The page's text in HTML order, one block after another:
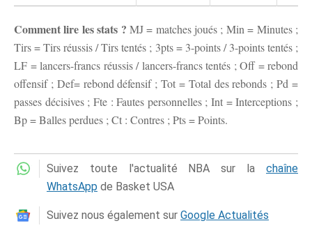
Comment lire les stats ? MJ = matches joués ; Min = Minutes ;
Tirs = Tirs réussis / Tirs tentés ; 3pts = 3-points / 3-points tentés ;
LF = lancers-francs réussis / lancers-francs tentés ; Off = rebond
offensif ; Def= rebond défensif ; Tot = Total des rebonds ; Pd =
passes décisives ; Fte : Fautes personnelles ; Int = Interceptions ;
Bp = Balles perdues ; Ct : Contres ; Pts = Points.
Suivez toute l'actualité NBA sur la chaîne
WhatsApp de Basket USA
Suivez nous également sur Google Actualités